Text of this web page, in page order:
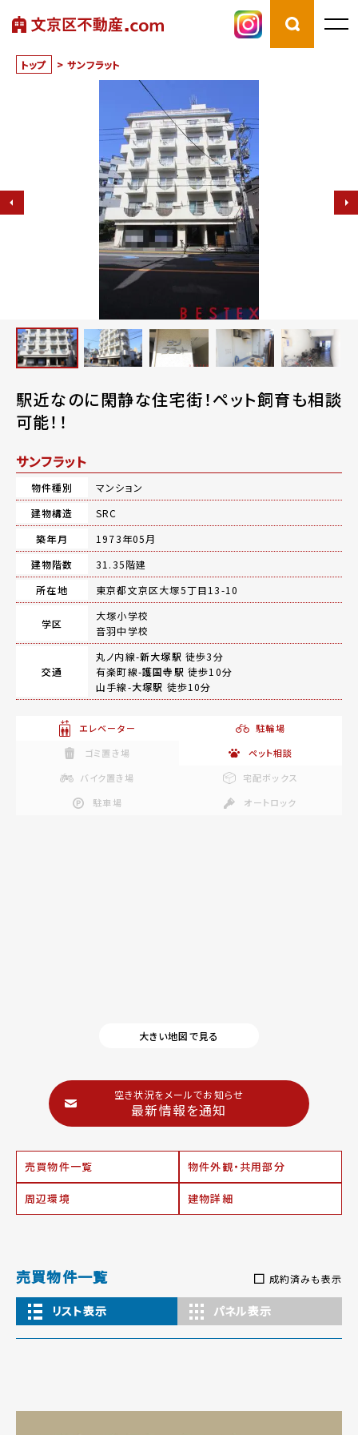
トップ > サンフラット
駅近なのに閑静な住宅街！ペット飼育も相談
可能！！
サンフラット
物件種別
マンション
建物構造
SRC
築年月
1973年05月
建物階数
31.35階建
所在地
東京都文京区大塚5丁目13-10
学区
大塚小学校
音羽中学校
交通
丸ノ内線-新大塚駅 徒歩3分
有楽町線-護国寺駅 徒歩10分
山手線-大塚駅 徒歩10分
エレベーター
駐輪場
ゴミ置き場
ペット相談
バイク置き場
宅配ボックス
駐車場
オートロック
大きい地図で見る
空き状況をメールでお知らせ
最新情報を通知
売買物件一覧 物件外観・共用部分
周辺環境 建物詳細
売買物件一覧 成約済みも表示
リスト表示 パネル表示